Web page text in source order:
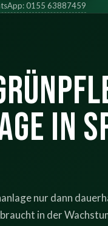
0155 63887459
in
nur dann
in der